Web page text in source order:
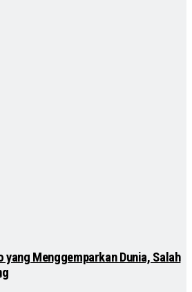
yang Menggemparkan Dunia, Salah